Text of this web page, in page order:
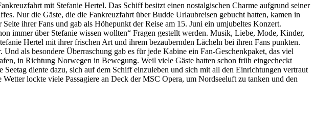
mit Stefanie Hertel. Das Schiff besitzt einen nostalgischen Charme aufgrund seiner
Nur die Gäste, die die Fankreuzfahrt über Budde Urlaubreisen gebucht hatten, kamen in
ihrer Fans und gab als Höhepunkt der Reise am 15. Juni ein umjubeltes Konzert.
immer über Stefanie wissen wollten“ Fragen gestellt werden. Musik, Liebe, Mode, Kinder,
Hertel mit ihrer frischen Art und ihrem bezaubernden Lächeln bei ihren Fans punkten.
als besondere Überraschung gab es für jede Kabine ein Fan-Geschenkpaket, das viel
in Richtung Norwegen in Bewegung. Weil viele Gäste hatten schon früh eingecheckt
diente dazu, sich auf dem Schiff einzuleben und sich mit all den Einrichtungen vertraut
lockte viele Passagiere an Deck der MSC Opera, um Nordseeluft zu tanken und den